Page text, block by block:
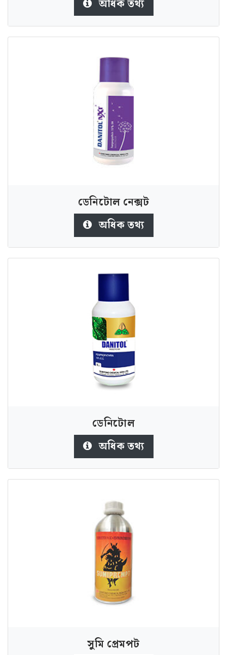
অধিক তথ্য
ডেনিটোল নেক্সট
অধিক তথ্য
ডেনিটোল
অধিক তথ্য
সুমি প্রেমপট